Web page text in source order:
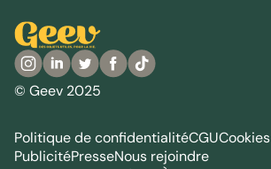
© Geev 2025
Politique de confidentialitéCGUCookies
PublicitéPresseNous rejoindre